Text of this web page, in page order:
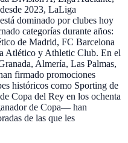
2023, LaLiga
dominado por clubes hoy
categorías durante años:
de Madrid, FC Barcelona
Atlético y Athletic Club. En el
Almería, Las Palmas,
firmado promociones
históricos como Sporting de
Copa del Rey en los ochenta
de Copa— han
de las que les